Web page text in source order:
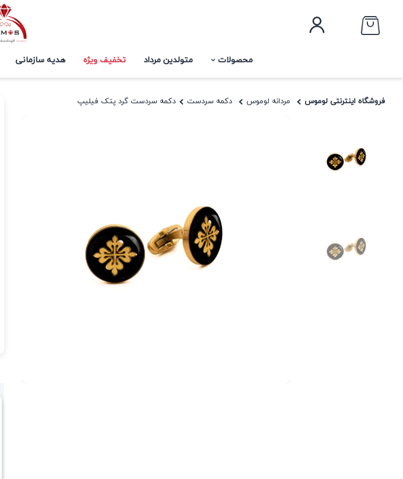
محصولات متولدین مرداد تخفیف ویژه هدیه سازمانی
فروشگاه اینترنتی لوموس مردانه لوموس دکمه سردست دکمه سردست گرد پتک فیلیپ